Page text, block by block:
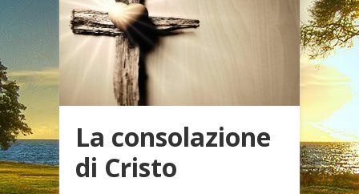
La consolazione
di Cristo